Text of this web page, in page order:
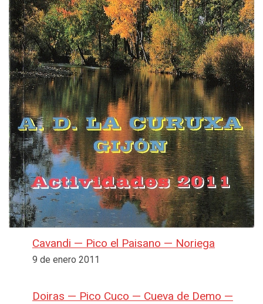
Cavandi — Pico el Paisano — Noriega
9 de enero 2011
Doiras — Pico Cuco — Cueva de Demo —